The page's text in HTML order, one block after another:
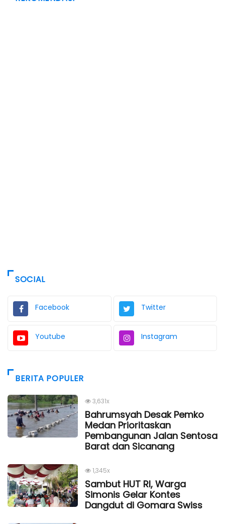
SOCIAL
Facebook Twitter
Youtube Instagram
BERITA POPULER
3,631x
Bahrumsyah Desak Pemko
Medan Prioritaskan
Pembangunan Jalan Sentosa
Barat dan Sicanang
1,345x
Sambut HUT RI, Warga
Simonis Gelar Kontes
Dangdut di Gomara Swiss